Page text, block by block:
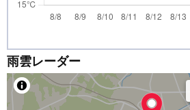
雨雲レーダー